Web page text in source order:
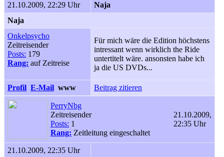
21.10.2009, 22:29 Uhr
Naja
Naja
Onkelpsycho
Zeitreisender
Posts: 179
Rang: auf Zeitreise
Für mich wäre die Edition höchstens
intressant wenn wirklich the Ride
untertitelt wäre. ansonsten habe ich
ja die US DVDs...
Profil E-Mail www Beitrag zitieren
PerryNbg
Zeitreisender
Posts: 1
Rang: Zeitleitung eingeschaltet
21.10.2009,
22:35 Uhr
21.10.2009, 22:35 Uhr